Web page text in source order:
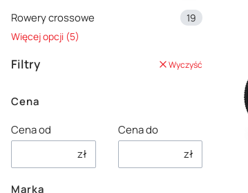
Rowery crossowe
19
Więcej opcji (5)
Filtry Wyczyść
Cena
Cena od
zł
Cena do
zł
Marka